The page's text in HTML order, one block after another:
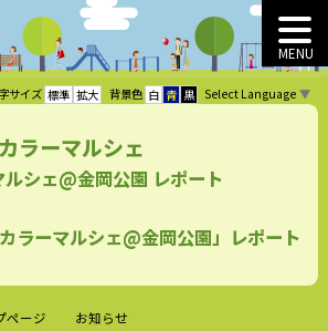
MENU
サイズ 標準 拡大 背景色 白 青 黒 Select Language ▼
ラーマルシェ
シェ@金岡公園 レポート
ラーマルシェ@金岡公園」レポート
ページ
お知らせ